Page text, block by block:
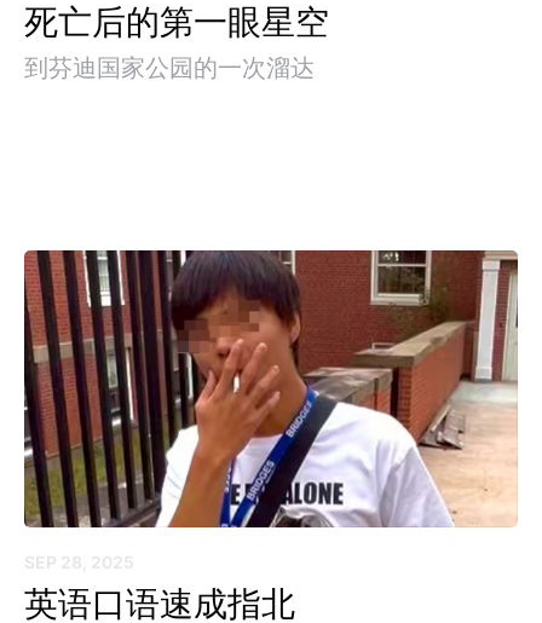
死亡后的第一眼星空
到芬迪国家公园的一次溜达
SEP 28, 2025
英语口语速成指北